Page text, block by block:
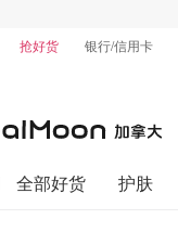
抢好货 银行/信用卡
全部好货 护肤